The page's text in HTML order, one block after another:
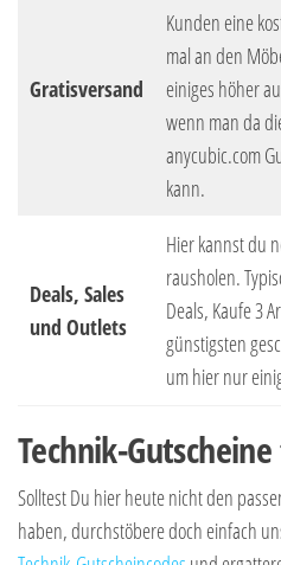
Gratisversand
Kunden eine
mal an den
einiges höher
wenn man da
anycubic.com
kann.
Deals, Sales
und Outlets
Hier kannst du
rausholen.
Deals, Kaufe 3
günstigsten
um hier nur
Technik-
Solltest Du hier heute nicht den
haben, durchstöbere doch einfach